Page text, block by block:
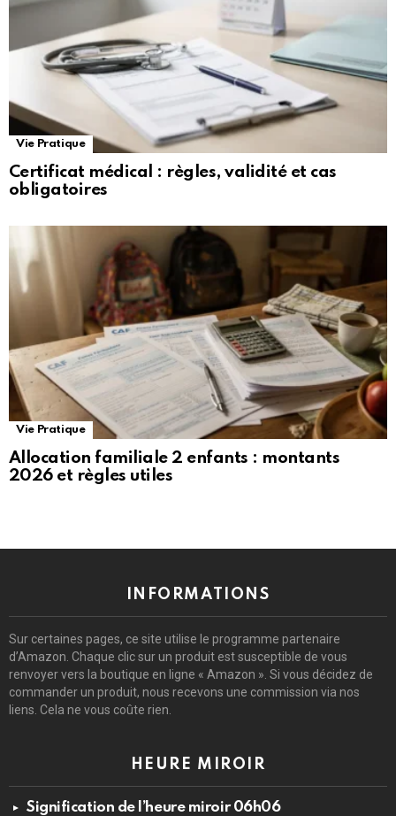
Vie Pratique
Certificat médical : règles, validité et cas
obligatoires
Vie Pratique
Allocation familiale 2 enfants : montants
2026 et règles utiles
INFORMATIONS
Sur certaines pages, ce site utilise le programme partenaire
d’Amazon. Chaque clic sur un produit est susceptible de vous
renvoyer vers la boutique en ligne « Amazon ». Si vous décidez de
commander un produit, nous recevons une commission via nos
liens. Cela ne vous coûte rien.
HEURE MIROIR
Signification de l’heure miroir 06h06